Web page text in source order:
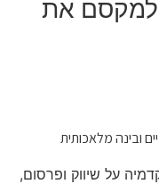
למקסם את
ובינה מלאכותית
על שיווק ופרסום,